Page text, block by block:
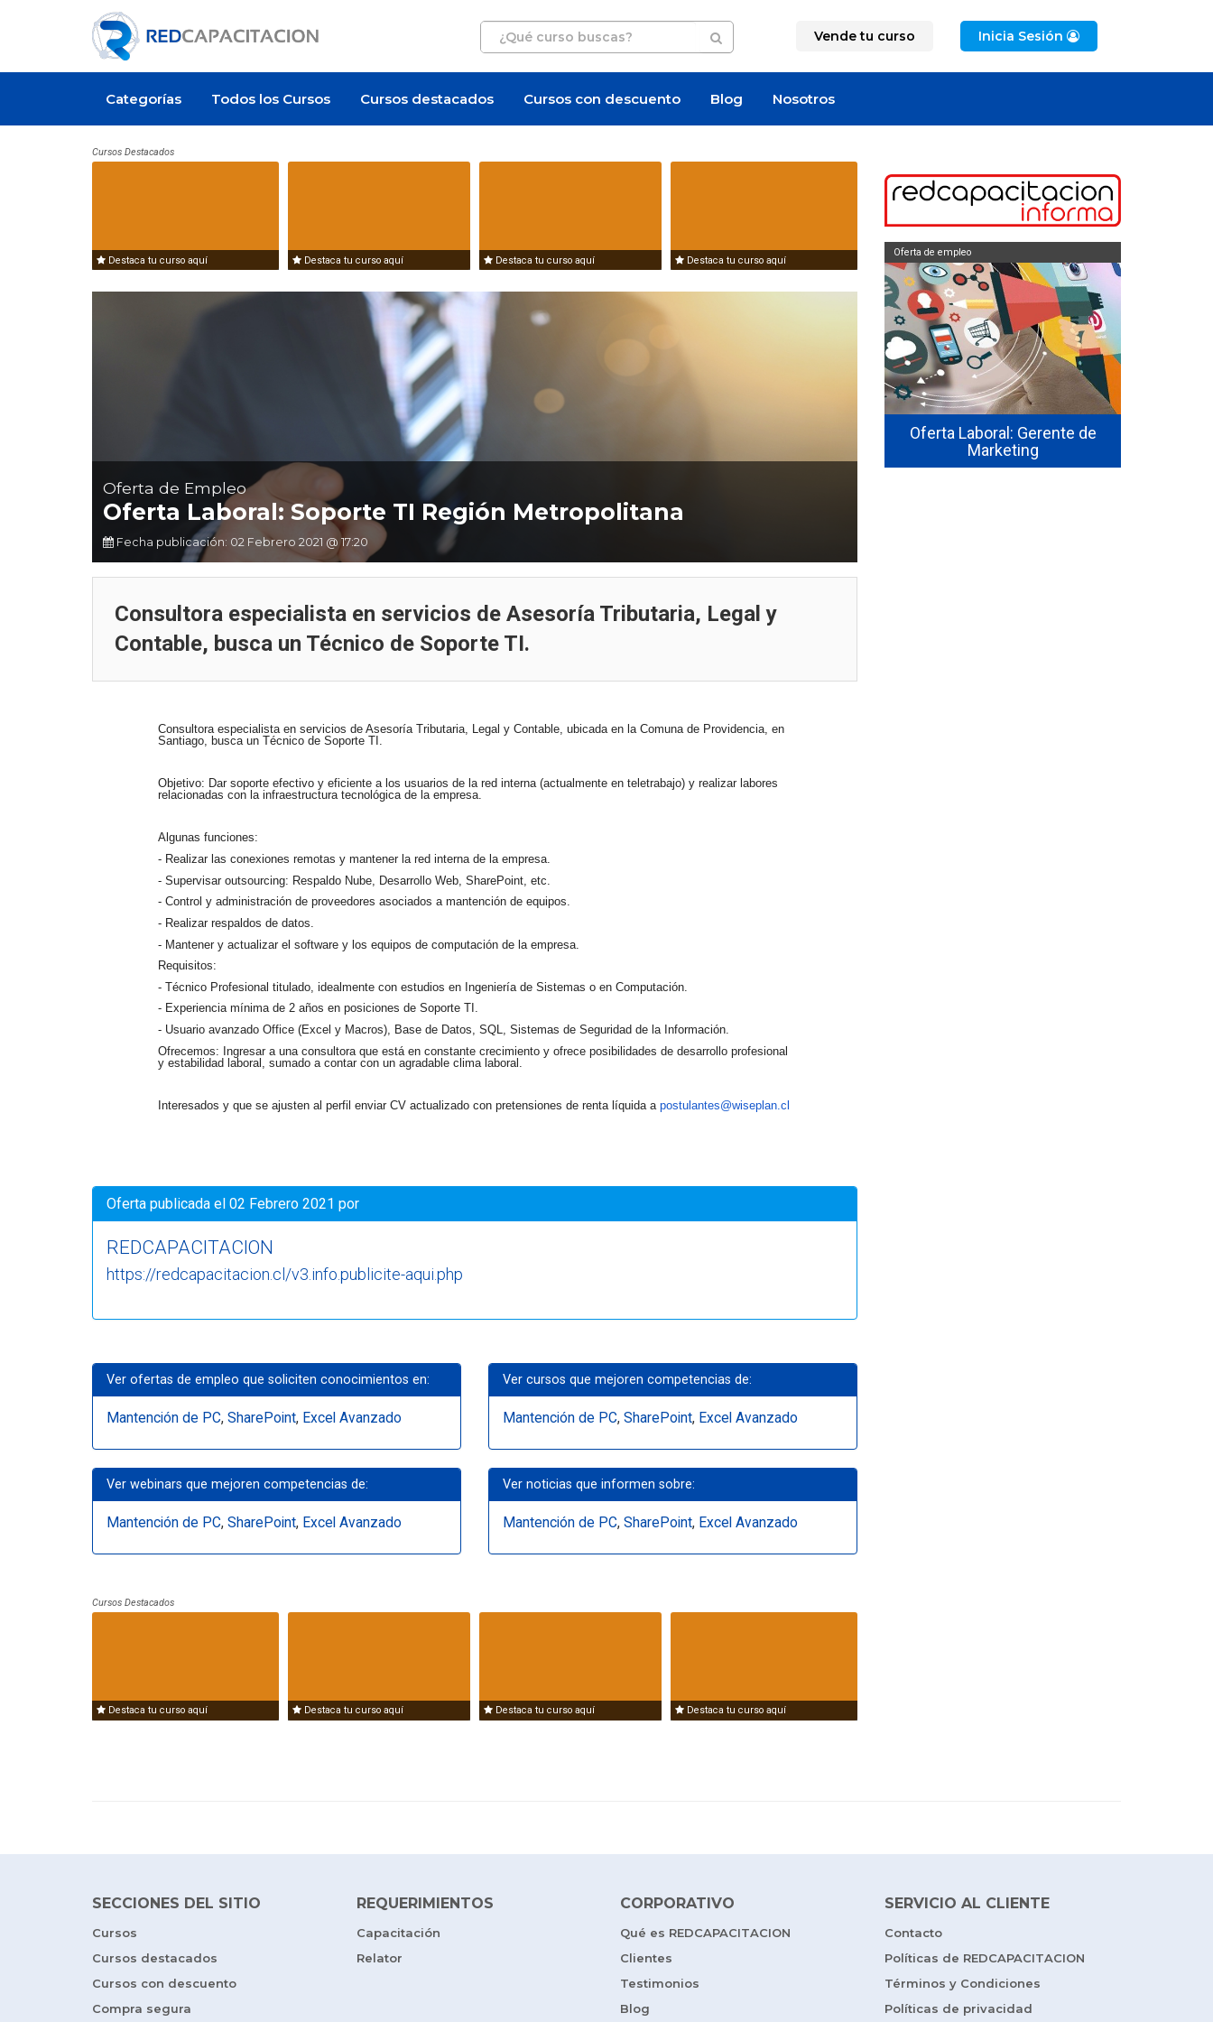
Vende tu curso Inicia Sesión
Categorías Todos los Cursos Cursos destacados Cursos con descuento Blog Nosotros
Cursos Destacados
Destaca tu curso aquí Destaca tu curso aquí Destaca tu curso aquí Destaca tu curso aquí
Oferta de Empleo
Oferta Laboral: Soporte TI Región Metropolitana
Fecha publicación: 02 Febrero 2021 @ 17:20
Consultora especialista en servicios de Asesoría Tributaria, Legal y
Contable, busca un Técnico de Soporte TI.
Consultora especialista en servicios de Asesoría Tributaria, Legal y Contable, ubicada en la Comuna de Providencia, en
Santiago, busca un Técnico de Soporte TI.
Objetivo: Dar soporte efectivo y eficiente a los usuarios de la red interna (actualmente en teletrabajo) y realizar labores
relacionadas con la infraestructura tecnológica de la empresa.
Algunas funciones:
- Realizar las conexiones remotas y mantener la red interna de la empresa.
- Supervisar outsourcing: Respaldo Nube, Desarrollo Web,SharePoint , etc.
- Control y administración de proveedores asociados a mantención de equipos.
- Realizar respaldos de datos.
- Mantener y actualizar el software y los equipos de computación de la empresa.
Requisitos:
- Técnico Profesional titulado, idealmente con estudios en Ingeniería de Sistemas o en Computación.
- Experiencia mínima de 2 años en posiciones de Soporte TI.
- Usuario avanzado Office (Excel y Macros), Base de Datos, SQL, Sistemas de Seguridad de la Información.
Ofrecemos: Ingresar a una consultora que está en constante crecimiento y ofrece posibilidades de desarrollo profesional
y estabilidad laboral, sumado a contar con un agradable clima laboral.
Interesados y que se ajusten al perfil enviar CV actualizado con pretensiones de renta líquida apostulantes@wiseplan.cl
Oferta publicada el 02 Febrero 2021 por
REDCAPACITACION
https://redcapacitacion.cl/v3.info.publicite-aqui.php
Ver ofertas de empleo que soliciten conocimientos en:
Mantención de PC, SharePoint, Excel Avanzado
Ver cursos que mejoren competencias de:
Mantención de PC, SharePoint, Excel Avanzado
Ver webinars que mejoren competencias de:
Mantención de PC, SharePoint, Excel Avanzado
Ver noticias que informen sobre:
Mantención de PC, SharePoint, Excel Avanzado
Cursos Destacados
Destaca tu curso aquí Destaca tu curso aquí Destaca tu curso aquí Destaca tu curso aquí
Artículo
Análisis de datos con
herramientas Microsoft para
mejorar tu empleabilidad
Artículo Oferta de empleo
Oferta Laboral: Gerente de
Marketing
Oferta de empleo
SECCIONES DEL SITIO
Cursos
Cursos destacados
Cursos con descuento
Compra segura
REQUERIMIENTOS
Capacitación
Relator
CORPORATIVO
Qué es REDCAPACITACION
Clientes
Testimonios
Blog
SERVICIO AL CLIENTE
Contacto
Políticas de REDCAPACITACION
Términos y Condiciones
Políticas de privacidad